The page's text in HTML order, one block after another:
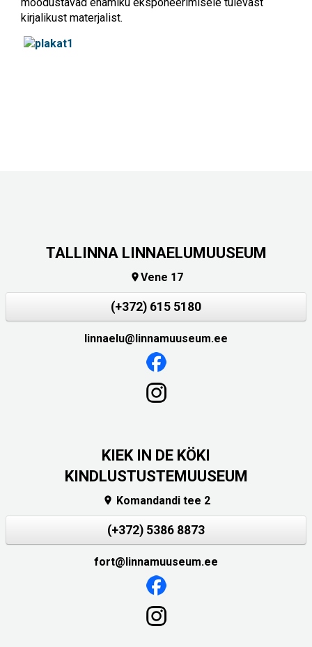
kirjalikust materjalist.
TALLINNA LINNAELUMUUSEUM
Vene 17
(+372) 615 5180
linnaelu@linnamuuseum.ee
KIEK IN DE KÖKI
KINDLUSTUSTEMUUSEUM
 Komandandi tee 2
(+372) 5386 8873
fort@linnamuuseum.ee